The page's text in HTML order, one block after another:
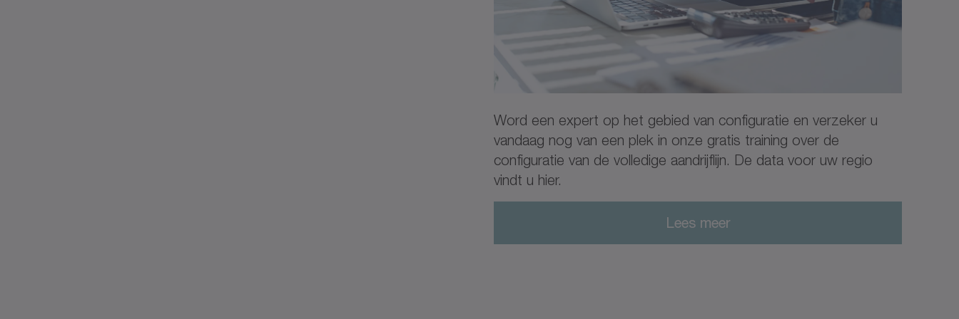
Word een expert op het gebied van configuratie en verzeker u
vandaag nog van een plek in onze gratis training over de
configuratie van de volledige aandrijflijn. De data voor uw regio
vindt u hier.
Lees meer